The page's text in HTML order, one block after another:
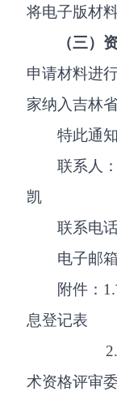
将电子版材
（三）
申请材料进
家纳入吉林
特此通知
联系人
凯
联系电
电子邮
附件：
息登记表
术资格评审